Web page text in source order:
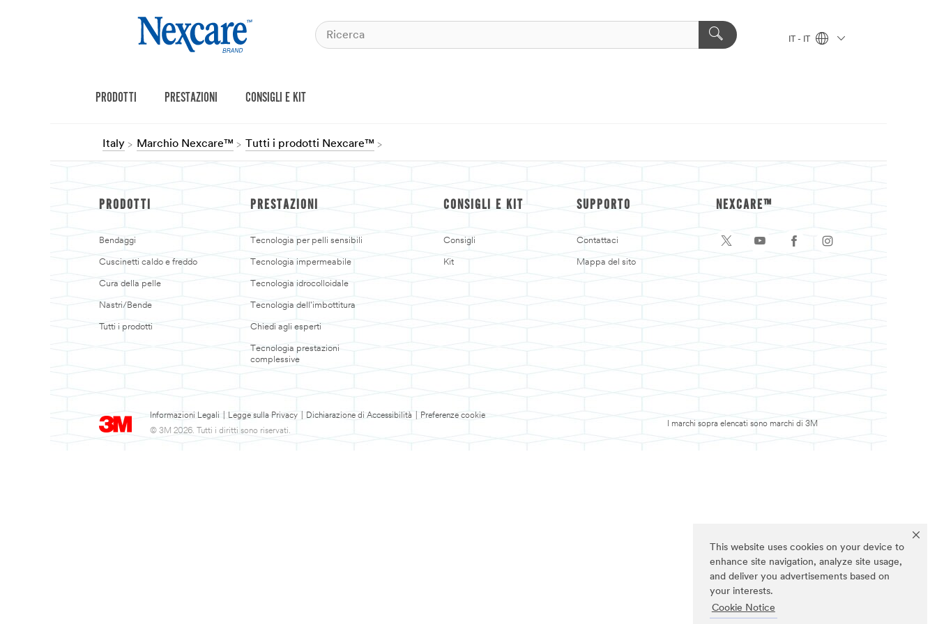
This website uses cookies on your device to
enhance site navigation, analyze site usage,
and deliver you advertisements based on
your interests.
Cookie Notice
IT - IT
PRODOTTI PRESTAZIONI CONSIGLI E KIT
Italy Marchio Nexcare™ Tutti i prodotti Nexcare™
PRODOTTI
Bendaggi
Cuscinetti caldo e freddo
Cura della pelle
Nastri/Bende
Tutti i prodotti
PRESTAZIONI
Tecnologia per pelli sensibili
Tecnologia impermeabile
Tecnologia idrocolloidale
Tecnologia dell'imbottitura
Chiedi agli esperti
Tecnologia prestazioni
complessive
CONSIGLI E KIT
Consigli
Kit
SUPPORTO
Contattaci
Mappa del sito
Informazioni Legali Legge sulla Privacy Dichiarazione di Accessibilità
Preferenze cookie
© 3M 2026. Tutti i diritti sono riservati.
NEXCARE™
I marchi sopra elencati sono marchi di 3M